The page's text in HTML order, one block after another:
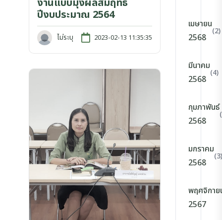
งานแบบมุ่งผลสัมฤทธิ์
ปีงบประมาณ 2564
ไม่ระบุ 2023-02-13 11:35:35
เมษายน
2568
(2)
มีนาคม
2568
(4)
กุมภาพันธ์
2568
มกราคม
2568
(3)
พฤศจิกาย
2567